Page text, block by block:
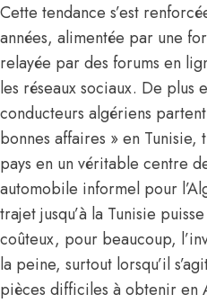
Cette tendance s’est
années, alimentée par une
relayée par des forums en
les réseaux sociaux. De plus
conducteurs algériens
bonnes affaires » en Tunisie,
pays en un véritable centre
automobile informel pour
trajet jusqu’à la Tunisie
coûteux, pour beaucoup,
la peine, surtout lorsqu’il
pièces difficiles à obtenir en